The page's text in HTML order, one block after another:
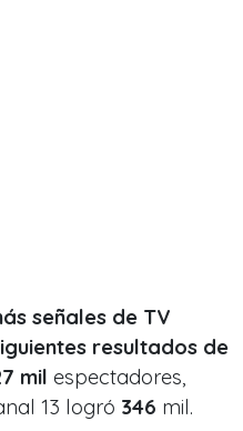
señales de TV
resultados de
mil espectadores,
13 logró 346 mil.